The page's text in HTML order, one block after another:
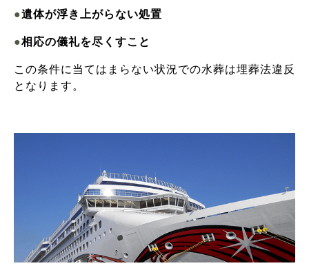
●遺体が浮き上がらない処置
●相応の儀礼を尽くすこと
この条件に当てはまらない状況での水葬は埋葬法違反
となります。